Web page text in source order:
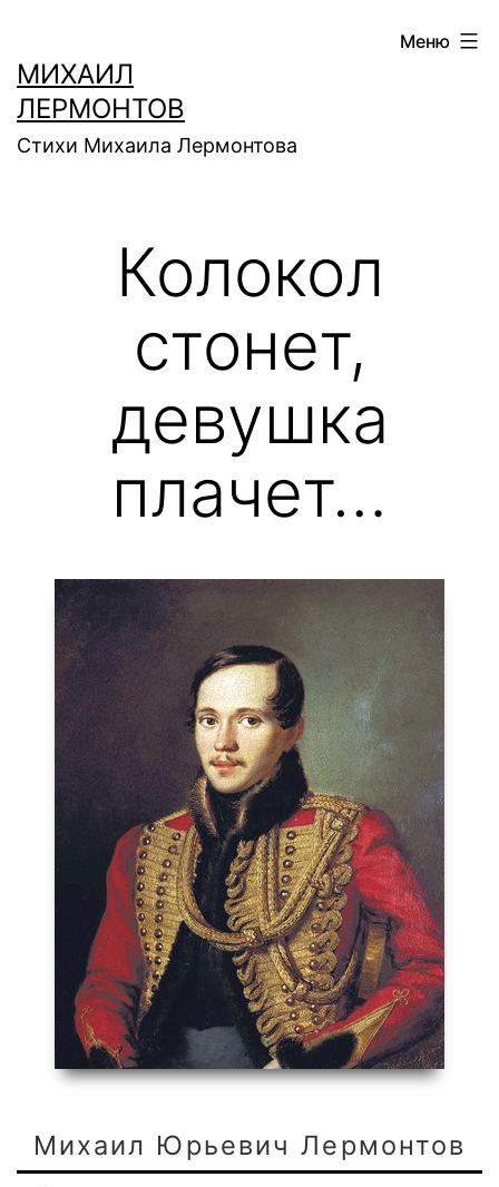
содержимому
МИХАИЛ
ЛЕРМОНТОВ
Стихи Михаила Лермонтова
Меню
Колокол
стонет,
девушка
плачет…
Михаил Юрьевич Лермонтов